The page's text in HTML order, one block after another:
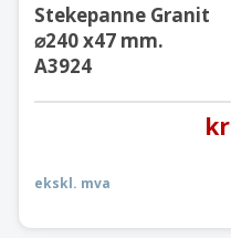
Stekepanne Granit
⌀240 x47 mm.
A3924
kr
ekskl. mva